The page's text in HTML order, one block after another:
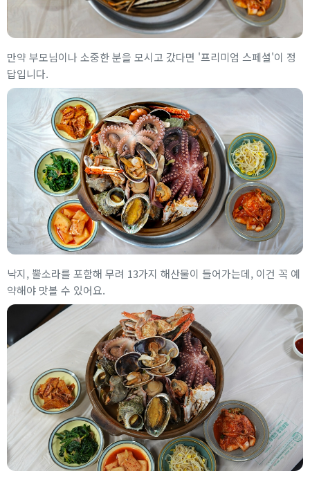
만약 부모님이나 소중한 분을 모시고 갔다면 '프리미엄 스페셜'이 정
답입니다.
낙지, 뿔소라를 포함해 무려 13가지 해산물이 들어가는데, 이건 꼭 예
약해야 맛볼 수 있어요.